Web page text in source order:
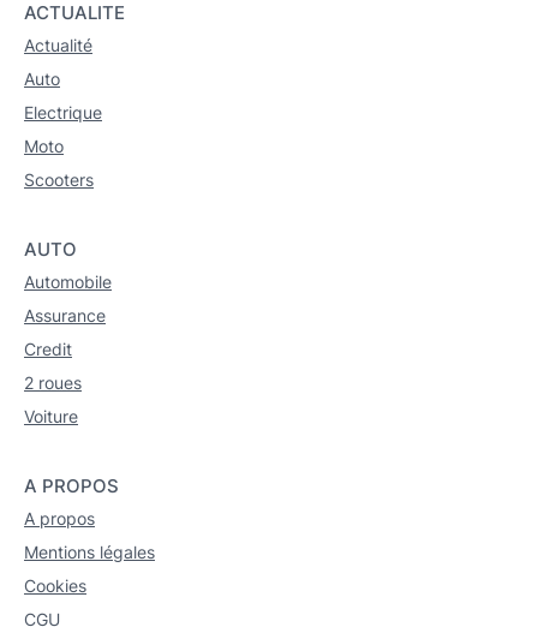
ACTUALITE
Actualité
Auto
Electrique
Moto
Scooters
AUTO
Automobile
Assurance
Credit
2 roues
Voiture
A PROPOS
A propos
Mentions légales
Cookies
CGU